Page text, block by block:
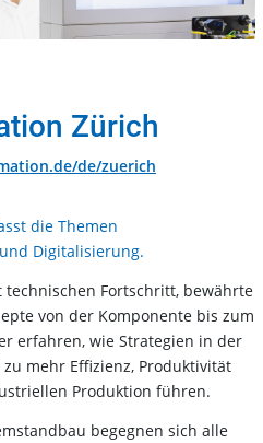
Zürich
de/zuerich
die Themen
Digitalisierung.
Fortschritt, bewährte
von der Komponente bis zum
erfahren, wie Strategien in der
mehr Effizienz, Produktivität
Produktion führen.
begegnen sich alle